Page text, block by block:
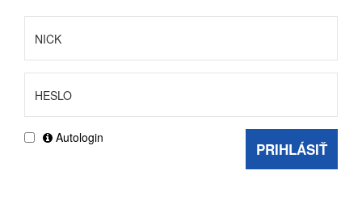
Autologin
PRIHLÁSIŤ